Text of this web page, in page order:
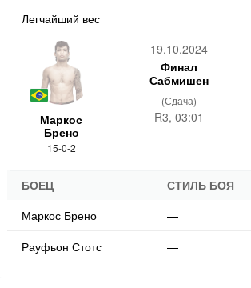
Легчайший вес
Маркос
Брено
15-0-2
19.10.2024
Финал
Сабмишен
(Сдача)
R3, 03:01
БОЕЦ СТИЛЬ БОЯ
Маркос Брено
—
Рауфьон Стотс
—